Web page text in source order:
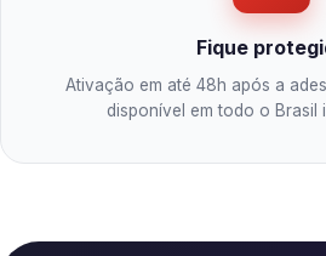
Fique
Ativação em até 48h após a
disponível em todo o Brasil